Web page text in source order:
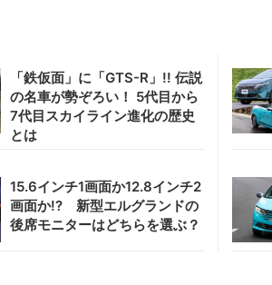
「鉄仮面」に「GTS-R」!! 伝説
の名車が勢ぞろい！ 5代目から
7代目スカイライン進化の歴史
とは
15.6インチ1画面か12.8インチ2
画面か!? 新型エルグランドの
後席モニターはどちらを選ぶ？